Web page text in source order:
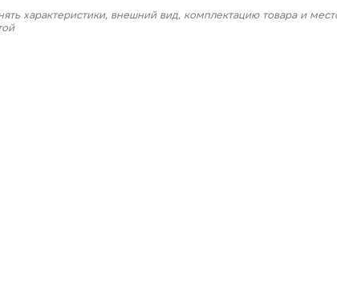
характеристики, внешний вид, комплектацию товара и